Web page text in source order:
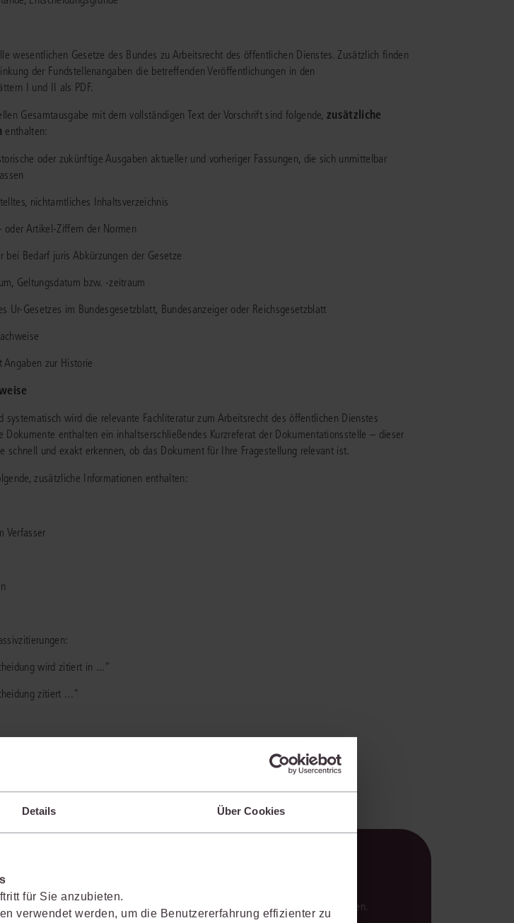
Details Über Cookies
für Sie anzubieten.
verwendet werden, um die Benutzererfahrung effizienter zu
Wohneigentumsrecht
wesentlichen Gesetze des Bundes zu Arbeitsrecht des öffentlichen Dienstes. Zusätzlich finden
der Fundstellenangaben die betreffenden Veröffentlichungen in den
I und II als PDF.
Gesamtausgabe mit dem vollständigen Text der Vorschrift sind folgende,zusätzliche
enthalten:
oder zukünftige Ausgaben aktueller und vorheriger Fassungen, die sich unmittelbar
nichtamtliches Inhaltsverzeichnis
oder Artikel-Ziffern der Normen
bei Bedarf juris Abkürzungen der Gesetze
Geltungsdatum bzw. -zeitraum
Ur-Gesetzes im Bundesgesetzblatt, Bundesanzeiger oder Reichsgesetzblatt
Angaben zur Historie
systematisch wird die relevante Fachliteratur zum Arbeitsrecht des öffentlichen Dienstes
Dokumente enthalten ein inhaltserschließendes Kurzreferat der Dokumentationsstelle – dieser
schnell und exakt erkennen, ob das Dokument für Ihre Fragestellung relevant ist.
zusätzliche Informationen enthalten:
Verfasser
wird zitiert in ..."
zitiert ..."
noch schnelleren Recherche, effizienten Analysen und verlässlichen Ergebnissen.